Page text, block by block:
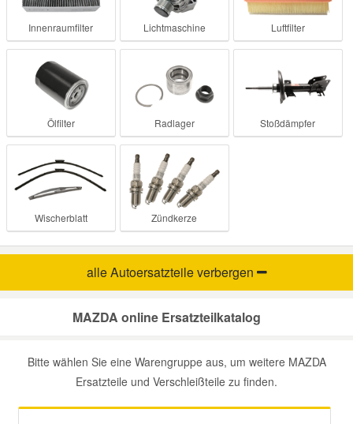
Innenraumfilter Lichtmaschine Luftfilter
Ölfilter Radlager Stoßdämpfer
Wischerblatt Zündkerze
alle Autoersatzteileverbergen
MAZDA online Ersatzteilkatalog
Bitte wählen Sie eine Warengruppe aus, um weitere MAZDA
Ersatzteile und Verschleißteile zu finden.